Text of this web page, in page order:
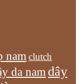
nam clutch
da nam dây